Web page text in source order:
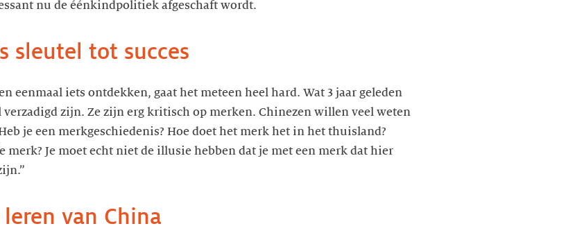
nu de éénkindpolitiek afgeschaft wordt.
sleutel tot succes
eenmaal iets ontdekken, gaat het meteen heel hard. Wat 3 jaar geleden
verzadigd zijn. Ze zijn erg kritisch op merken. Chinezen willen veel weten
je een merkgeschiedenis? Hoe doet het merk het in het thuisland?
merk? Je moet echt niet de illusie hebben dat je met een merk dat hier
van China